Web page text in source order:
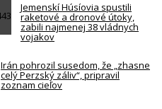
Jemenskí Húsíovia spustili
raketové a dronové útoky,
zabili najmenej 38 vládnych
vojakov
Irán pohrozil susedom, že „zhasne
celý Perzský záliv“, pripravil
zoznam cieľov